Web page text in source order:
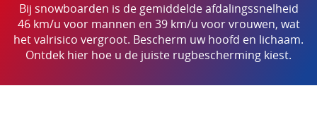
Bij snowboarden is de gemiddelde afdalingssnelheid
46 km/u voor mannen en 39 km/u voor vrouwen, wat
het valrisico vergroot. Bescherm uw hoofd en lichaam.
Ontdek hier hoe u de juiste rugbescherming kiest.